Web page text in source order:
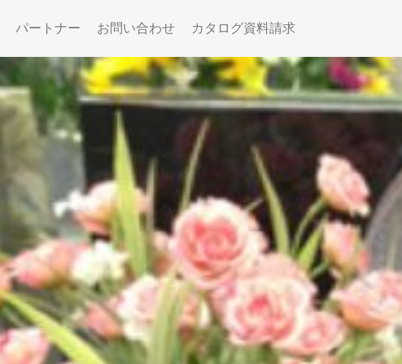
パートナー お問い合わせ カタログ資料請求